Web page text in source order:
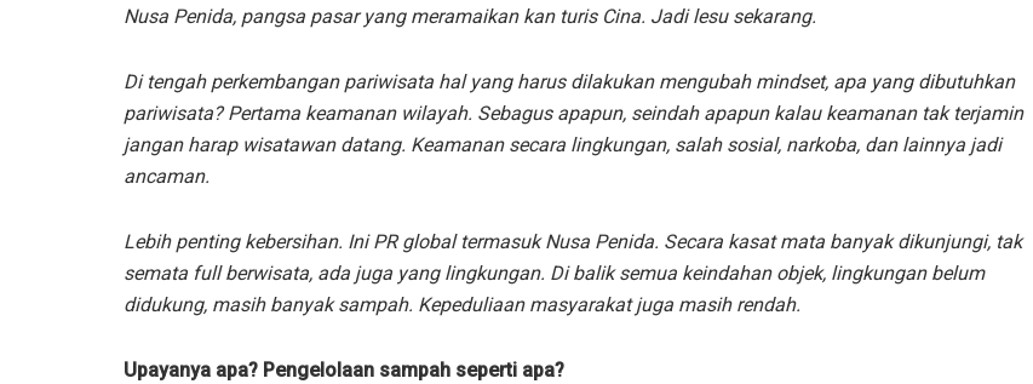
Nusa Penida, pangsa pasar yang meramaikan kan turis Cina. Jadi lesu sekarang.
Di tengah perkembangan pariwisata hal yang harus dilakukan mengubah mindset, apa yang dibutuhkan
pariwisata? Pertama keamanan wilayah. Sebagus apapun, seindah apapun kalau keamanan tak terjamin
jangan harap wisatawan datang. Keamanan secara lingkungan, salah sosial, narkoba, dan lainnya jadi
ancaman.
Lebih penting kebersihan. Ini PR global termasuk Nusa Penida. Secara kasat mata banyak dikunjungi, tak
semata full berwisata, ada juga yang lingkungan. Di balik semua keindahan objek, lingkungan belum
didukung, masih banyak sampah. Kepeduliaan masyarakat juga masih rendah.
Upayanya apa? Pengelolaan sampah seperti apa?